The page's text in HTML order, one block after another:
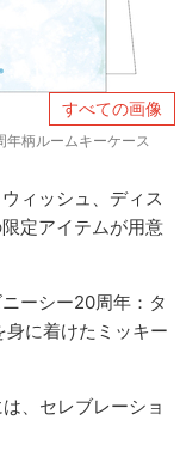
すべての画像
柄ルームキーケース
ィッシュ、ディス
定アイテムが用意
ーシー20周年：タ
に着けたミッキー
、セレブレーショ